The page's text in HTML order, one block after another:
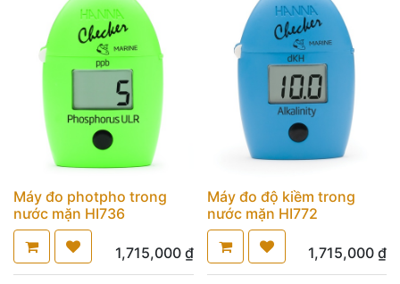
Máy đo photpho trong
nước mặn HI736
1,715,000₫
Máy đo độ kiềm trong
nước mặn HI772
1,715,000 ₫